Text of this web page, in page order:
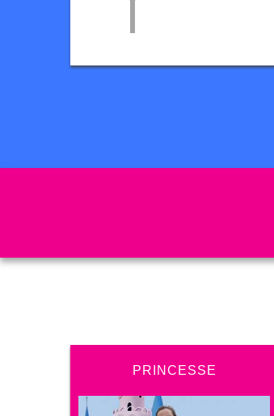
PRINCESSE